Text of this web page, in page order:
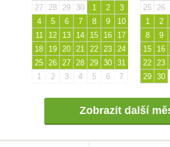
27
28 29 30 1 2
3
4
5 6 7 8 9
10
11
12 13 14 15 16
17
18
19 20 21 22 23
24
25
26 27 28 29 30 31
1
2 3 4 5 6 7
25
26
1
2
8
9
15
16
22
23
29 30
Zobrazit další